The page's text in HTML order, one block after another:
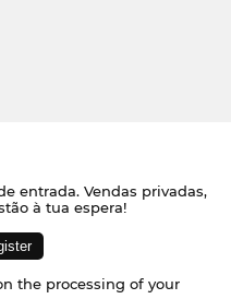
entrada. Vendas privadas,
à tua espera!
the processing of your